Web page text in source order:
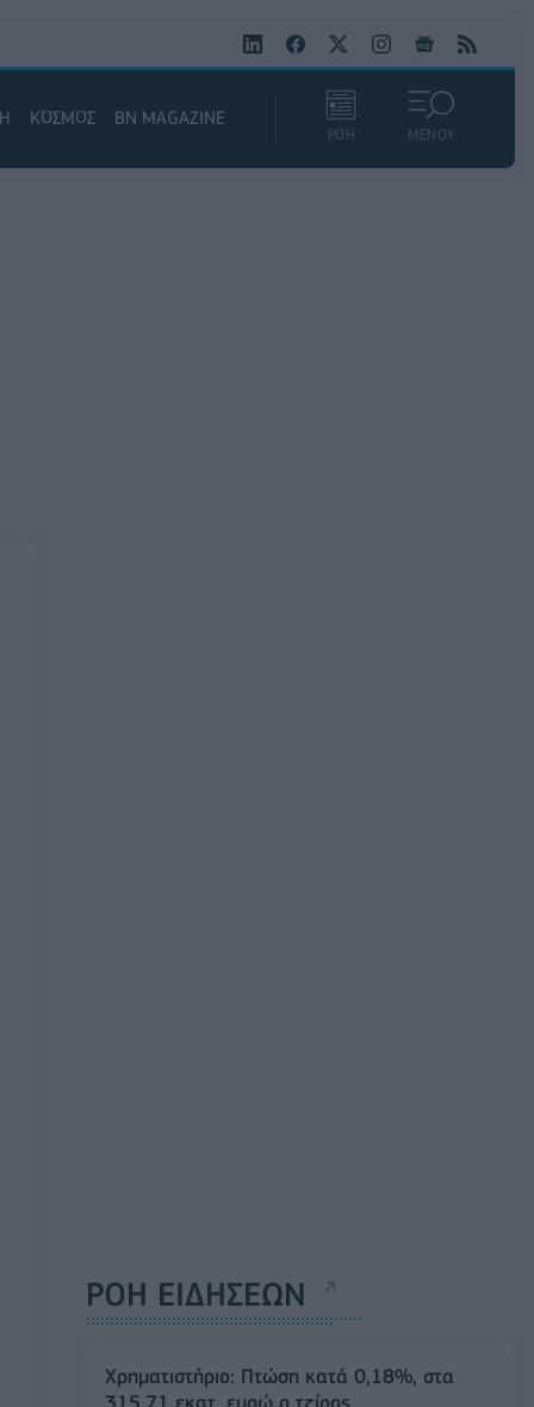
ΚΟΣΜΟΣ BN MAGAZINE
ΡΟΗ ΜΕΝΟΥ
ΡΟΗ ΕΙΔΗΣΕΩΝ
Χρηματιστήριο: Πτώση κατά 0,18%, στα
315,71 εκατ. ευρώ ο τζίρος